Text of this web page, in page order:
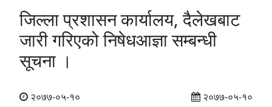
जिल्ला प्रशासन कार्यालय, दैलेखबाट
जारी गरिएको निषेधआज्ञा सम्बन्धी
सूचना ।
२०७७-०५-१० २०७७-०५-१०